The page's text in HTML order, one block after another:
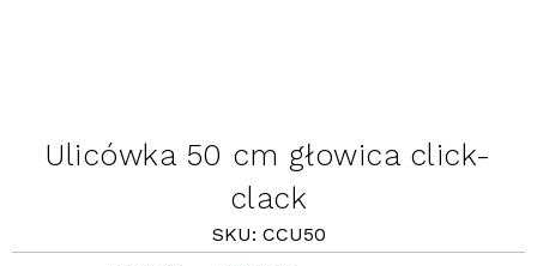
Ulicówka 50 cm głowica click-
clack
SKU: CCU50